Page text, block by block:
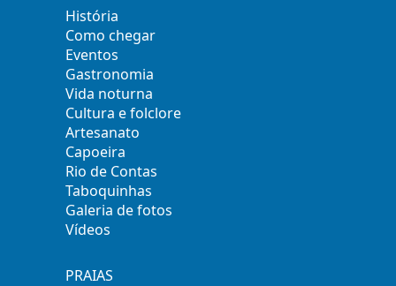
História
Como chegar
Eventos
Gastronomia
Vida noturna
Cultura e folclore
Artesanato
Capoeira
Rio de Contas
Taboquinhas
Galeria de fotos
Vídeos
PRAIAS